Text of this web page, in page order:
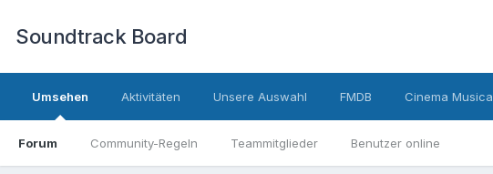
Soundtrack Board
Umsehen
Forum Community-Regeln Teammitglieder Benutzer online
Aktivitäten Unsere Auswahl FMDB Cinema Musica